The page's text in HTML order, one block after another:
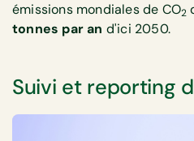
émissions mondiales de CO2
tonnes par an d'ici 2050.
Suivi et reporting